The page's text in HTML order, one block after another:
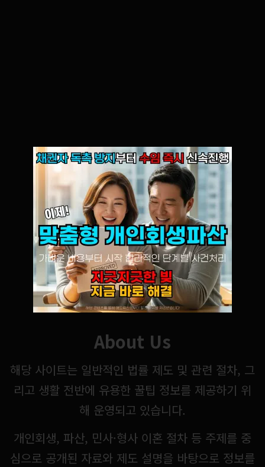
About Us
해당 사이트는 일반적인 법률 제도 및 관련 절차, 그
리고 생활 전반에 유용한 꿀팁 정보를 제공하기 위
해 운영되고 있습니다.
개인회생, 파산, 민사·형사 이혼 절차 등 주제를 중
심으로 공개된 자료와 제도 설명을 바탕으로 정보를